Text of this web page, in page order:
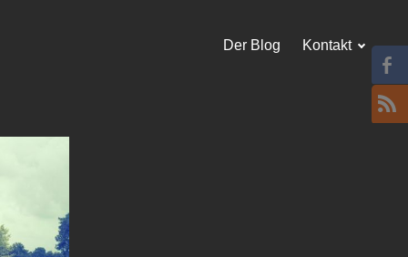
Der Blog Kontakt